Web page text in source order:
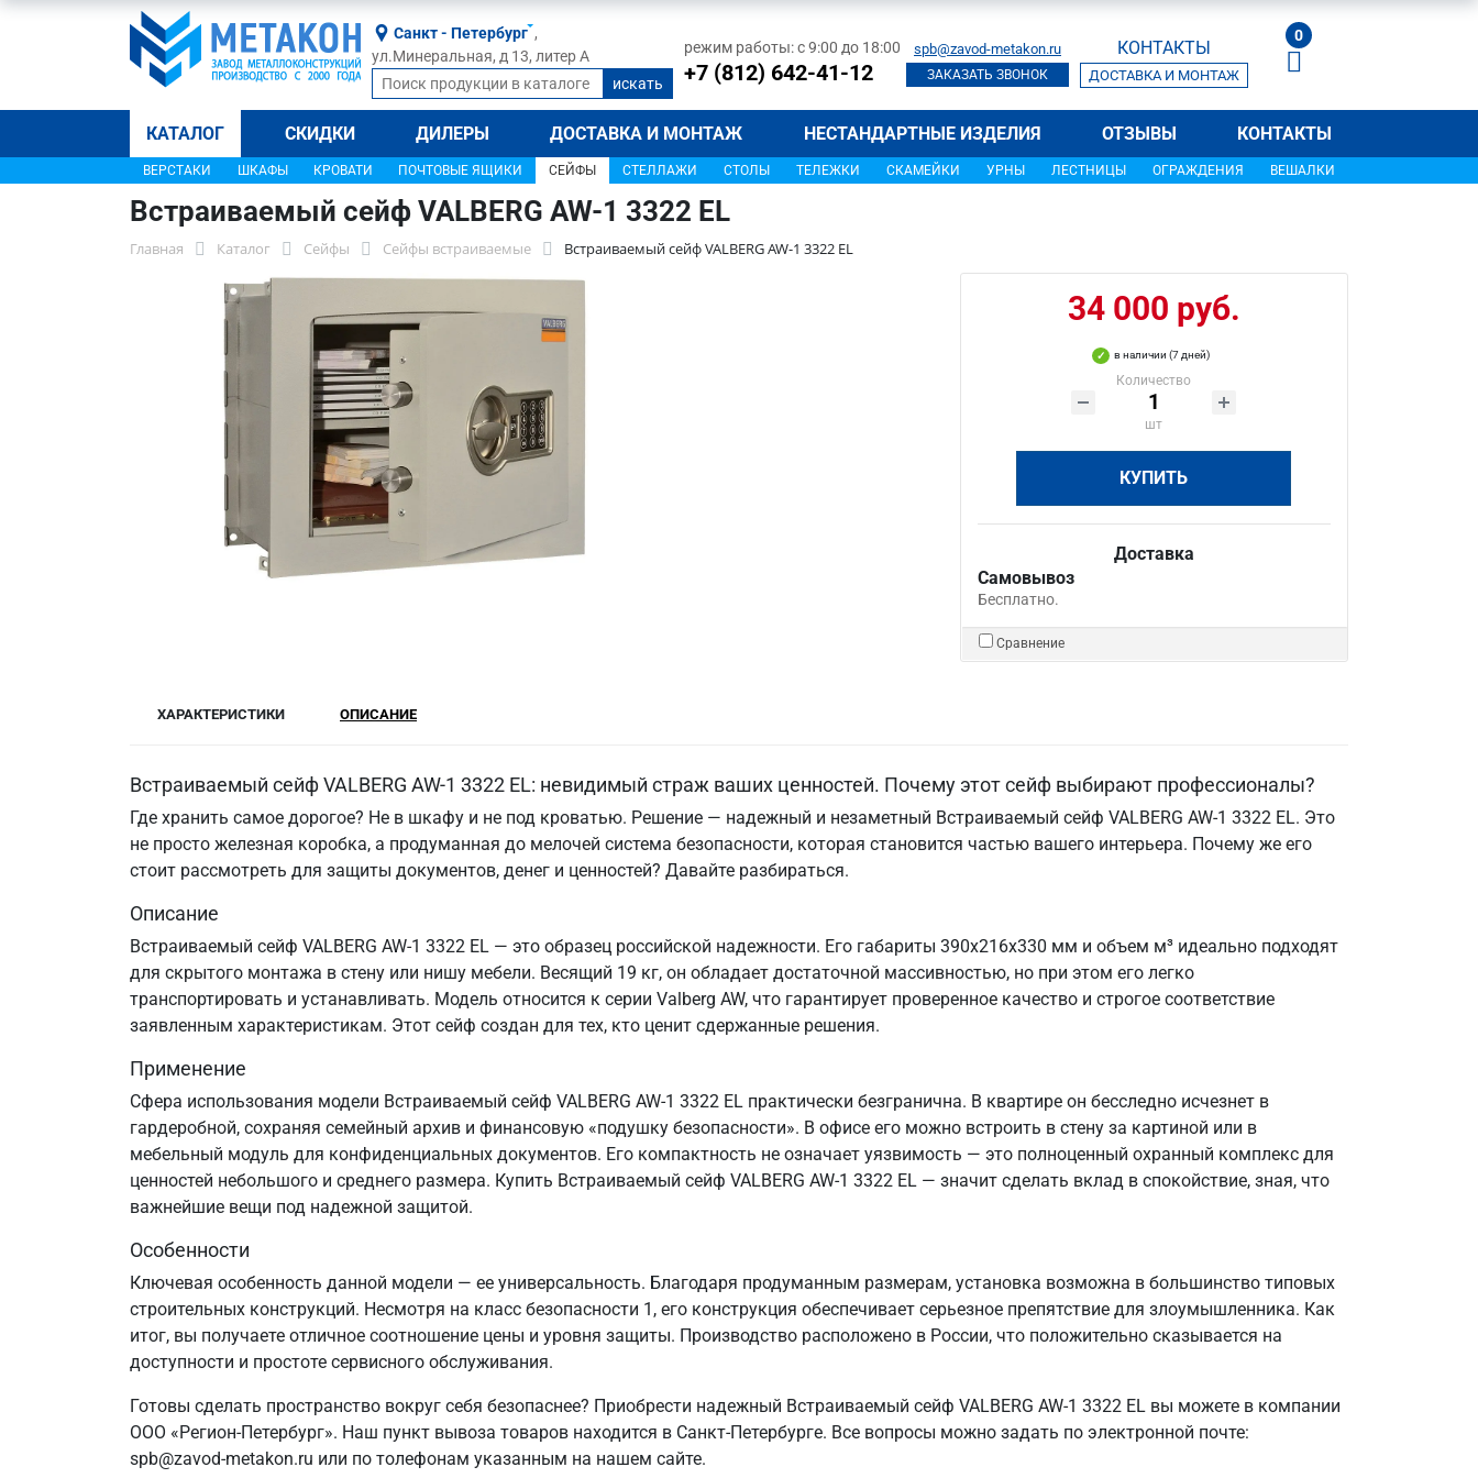
Санкт - Петербург ,
ул.Минеральная, д 13, литер А
режим работы: с 9:00 до 18:00
+7 (812) 642-41-12
spb@zavod-metakon.ru
ЗАКАЗАТЬ ЗВОНОК
КОНТАКТЫ
ДОСТАВКА И МОНТАЖ
0
КАТАЛОГ СКИДКИ ДИЛЕРЫ ДОСТАВКА И МОНТАЖ НЕСТАНДАРТНЫЕ ИЗДЕЛИЯ ОТЗЫВЫ КОНТАКТЫ
ВЕРСТАКИ ШКАФЫ КРОВАТИ ПОЧТОВЫЕ ЯЩИКИ СЕЙФЫ СТЕЛЛАЖИ СТОЛЫ ТЕЛЕЖКИ СКАМЕЙКИ УРНЫ ЛЕСТНИЦЫ ОГРАЖДЕНИЯ ВЕШАЛКИ
Встраиваемый сейф VALBERG AW-1 3322 EL
Главная Каталог Сейфы Сейфы встраиваемые Встраиваемый сейф VALBERG AW-1 3322 EL
34 000 руб.
в наличии (7 дней)
Количество
шт
КУПИТЬ
Доставка
Самовывоз
Бесплатно.
Сравнение
ХАРАКТЕРИСТИКИ ОПИСАНИЕ
Встраиваемый сейф VALBERG AW-1 3322 EL: невидимый страж ваших ценностей. Почему этот сейф выбирают профессионалы?
Где хранить самое дорогое? Не в шкафу и не под кроватью. Решение — надежный и незаметный Встраиваемый сейф VALBERG AW-1 3322 EL. Это
не просто железная коробка, а продуманная до мелочей система безопасности, которая становится частью вашего интерьера. Почему же его
стоит рассмотреть для защиты документов, денег и ценностей? Давайте разбираться.
Описание
Встраиваемый сейф VALBERG AW-1 3322 EL — это образец российской надежности. Его габариты 390х216х330 мм и объем м³ идеально подходят
для скрытого монтажа в стену или нишу мебели. Весящий 19 кг, он обладает достаточной массивностью, но при этом его легко
транспортировать и устанавливать. Модель относится к серии Valberg AW, что гарантирует проверенное качество и строгое соответствие
заявленным характеристикам. Этот сейф создан для тех, кто ценит сдержанные решения.
Применение
Сфера использования модели Встраиваемый сейф VALBERG AW-1 3322 EL практически безгранична. В квартире он бесследно исчезнет в
гардеробной, сохраняя семейный архив и финансовую «подушку безопасности». В офисе его можно встроить в стену за картиной или в
мебельный модуль для конфиденциальных документов. Его компактность не означает уязвимость — это полноценный охранный комплекс для
ценностей небольшого и среднего размера. Купить Встраиваемый сейф VALBERG AW-1 3322 EL — значит сделать вклад в спокойствие, зная, что
важнейшие вещи под надежной защитой.
Особенности
Ключевая особенность данной модели — ее универсальность. Благодаря продуманным размерам, установка возможна в большинство типовых
строительных конструкций. Несмотря на класс безопасности 1, его конструкция обеспечивает серьезное препятствие для злоумышленника. Как
итог, вы получаете отличное соотношение цены и уровня защиты. Производство расположено в России, что положительно сказывается на
доступности и простоте сервисного обслуживания.
Готовы сделать пространство вокруг себя безопаснее? Приобрести надежный Встраиваемый сейф VALBERG AW-1 3322 EL вы можете в компании
ООО «Регион-Петербург». Наш пункт вывоза товаров находится в Санкт‑Петербурге. Все вопросы можно задать по электронной почте:
spb@zavod-metakon.ru или по толефонам указанным на нашем сайте.